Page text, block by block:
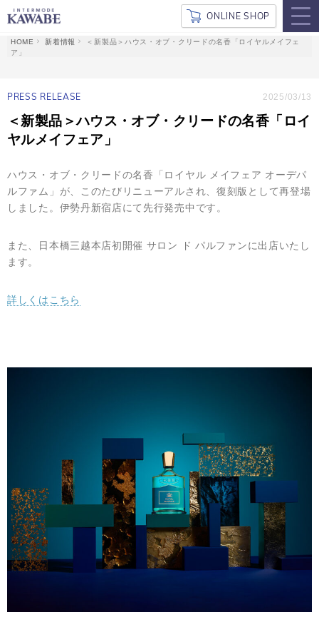
ONLINE SHOP
新着情報
＜新製品＞ハウス・オブ・クリードの名香「ロイヤルメイフェ
ア」
PRESS RELEASE 2025/03/13
＜新製品＞ハウス・オブ・クリードの名香「ロイ
ヤルメイフェア」
ハウス・オブ・クリードの名香「ロイヤル メイフェア オーデパ
ルファム」が、このたびリニューアルされ、復刻版として再登場
しました。伊勢丹新宿店にて先行発売中です。
また、日本橋三越本店初開催 サロン ド パルファンに出店いたし
ます。
詳しくはこちら